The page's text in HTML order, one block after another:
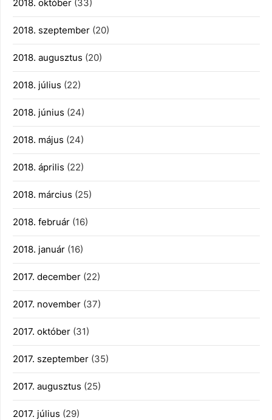
2018. október (33)
2018. szeptember (20)
2018. augusztus (20)
2018. július (22)
2018. június (24)
2018. május (24)
2018. április (22)
2018. március (25)
2018. február (16)
2018. január (16)
2017. december (22)
2017. november (37)
2017. október (31)
2017. szeptember (35)
2017. augusztus (25)
2017. július (29)